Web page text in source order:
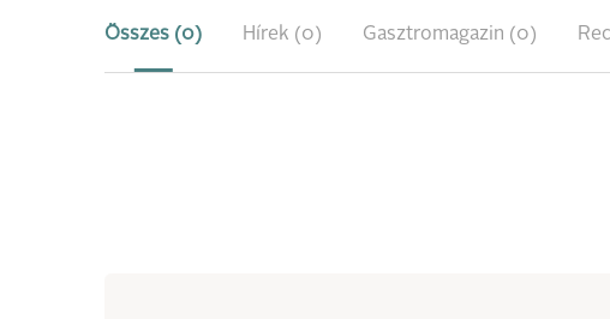
Összes (0) Hírek (0) Gasztromagazin (0)